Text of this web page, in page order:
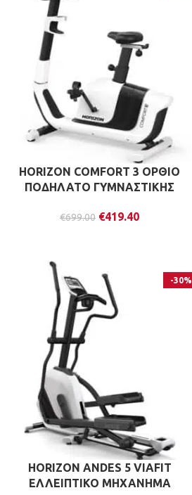
HORIZON COMFORT 3 ΟΡΘΙΟ
ΠΟΔΗΛΑΤΟ ΓΥΜΝΑΣΤΙΚΗΣ
€699.00 €419.40
-30%
HORIZON ANDES 5 VIAFIT
ΕΛΛΕΙΠΤΙΚΟ ΜΗΧΑΝΗΜΑ